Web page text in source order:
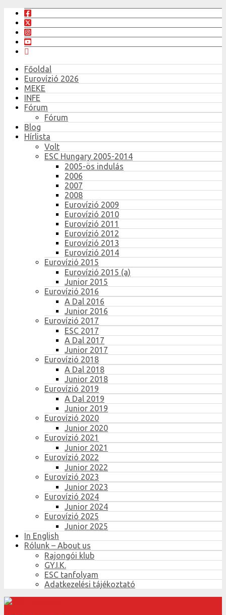
Főoldal
Eurovízió 2026
MEKE
INFE
Fórum
Fórum
Blog
Hírlista
Volt
ESC Hungary 2005-2014
2005-ös indulás
2006
2007
2008
Eurovízió 2009
Eurovízió 2010
Eurovízió 2011
Eurovízió 2012
Eurovízió 2013
Eurovízió 2014
Eurovízió 2015
Eurovízió 2015 (a)
Junior 2015
Eurovízió 2016
A Dal 2016
Junior 2016
Eurovízió 2017
ESC 2017
A Dal 2017
Junior 2017
Eurovízió 2018
A Dal 2018
Junior 2018
Eurovízió 2019
A Dal 2019
Junior 2019
Eurovízió 2020
Junior 2020
Eurovízió 2021
Junior 2021
Eurovízió 2022
Junior 2022
Eurovízió 2023
Junior 2023
Eurovízió 2024
Junior 2024
Eurovízió 2025
Junior 2025
In English
Rólunk – About us
Rajongói klub
GY.I.K.
ESC tanfolyam
Adatkezelési tájékoztató